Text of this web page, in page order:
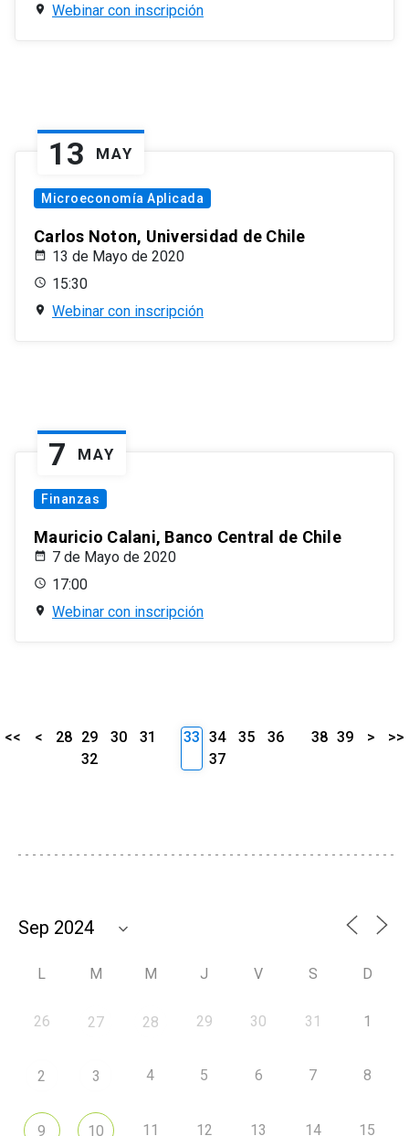
Webinar con inscripción
13 MAY
Microeconomía Aplicada
Carlos Noton, Universidad de Chile
13 de Mayo de 2020
15:30
Webinar con inscripción
7 MAY
Finanzas
Mauricio Calani, Banco Central de Chile
7 de Mayo de 2020
17:00
Webinar con inscripción
<< < 28 29 30
31
32
33 34 35
36
37
38 39 > >>
L M M J V S D
26 27 28 29 30 31 1
2 3 4 5 6 7 8
9 10 11 12 13 14 15